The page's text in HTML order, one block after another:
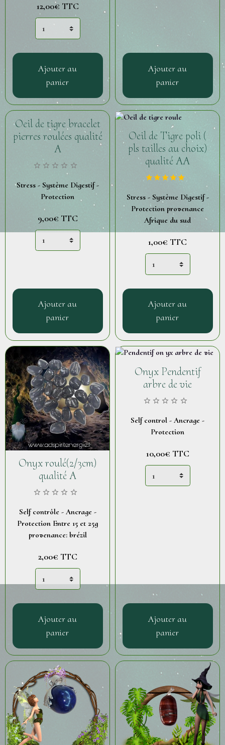
12,00€ TTC
Ajouter au
panier
Ajouter au
panier
Oeil de tigre bracelet
pierres roulées qualité
A
Stress - Système Digestif -
Protection
9,00€ TTC
Ajouter au
panier
Oeil de Tigre poli (
pls tailles au choix)
qualité AA
Stress - Système Digestif -
Protection provenance
Afrique du sud
1,00€ TTC
Ajouter au
panier
Onyx roulé(2/3cm)
qualité A
Self contrôle - Ancrage -
Protection Entre 15 et 25g
provenance: brézil
2,00€ TTC
Ajouter au
panier
Onyx Pendentif
arbre de vie
Self control - Ancrage -
Protection
10,00€ TTC
Ajouter au
panier